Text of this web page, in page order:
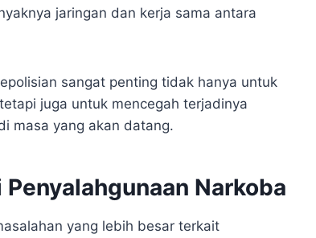
jaringan dan kerja sama antara
sangat penting tidak hanya untuk
juga untuk mencegah terjadinya
masa yang akan datang.
Narkoba
yang lebih besar terkait